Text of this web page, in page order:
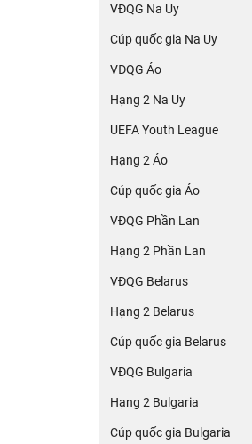
VĐQG Na Uy
Cúp quốc gia Na Uy
VĐQG Áo
Hạng 2 Na Uy
UEFA Youth League
Hạng 2 Áo
Cúp quốc gia Áo
VĐQG Phần Lan
Hạng 2 Phần Lan
VĐQG Belarus
Hạng 2 Belarus
Cúp quốc gia Belarus
VĐQG Bulgaria
Hạng 2 Bulgaria
Cúp quốc gia Bulgaria